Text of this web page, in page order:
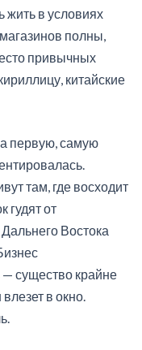
в условиях
полны,
привычных
китайские
первую, самую
там, где восходит
гудят от
Востока
существо крайне
в окно.